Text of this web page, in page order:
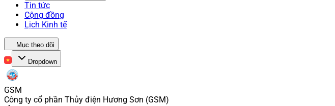
Tin tức
Cộng đồng
Lịch Kinh tế
Mục theo dõi
Dropdown
GSM
Công ty cổ phần Thủy điện Hương Sơn (GSM)